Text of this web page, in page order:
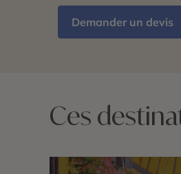
Demander un devis
Ces